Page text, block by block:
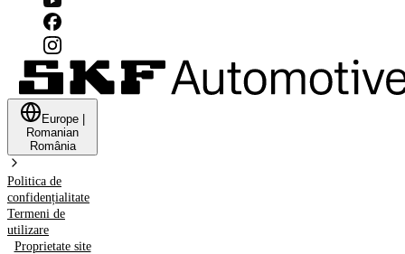
Europe
Romanian
România
Politica de
confidențialitate
Termeni de
utilizare
Proprietate site